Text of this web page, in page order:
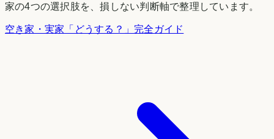
家の4つの選択肢を、損しない判断軸で整理しています。
空き家・実家「どうする？」完全ガイド